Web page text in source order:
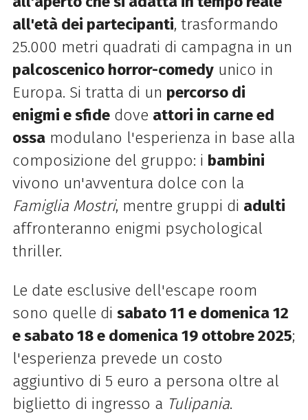
all'età dei partecipanti, trasformando
25.000 metri quadrati di campagna in un
palcoscenico horror-comedyunico in
Europa. Si tratta di un percorso di
enigmi e sfidedove attori in carne ed
ossamodulano l'esperienza in base alla
composizione del gruppo: i bambini
vivono un'avventura dolce con la
Famiglia Mostri, mentre gruppi di adulti
affronteranno enigmi psychological
thriller.
Le date esclusive dell'escape room
sono quelle di sabato 11 e domenica 12
e sabato 18 e domenica 19 ottobre 2025;
l'esperienza prevede un costo
aggiuntivo di 5 euro a persona oltre al
biglietto di ingresso a Tulipania.